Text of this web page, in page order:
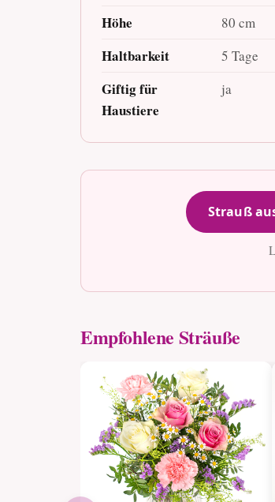
Höhe 80 cm
Haltbarkeit 5 Tage
Giftig für
Haustiere
ja
Strauß
Empfohlene Sträuße